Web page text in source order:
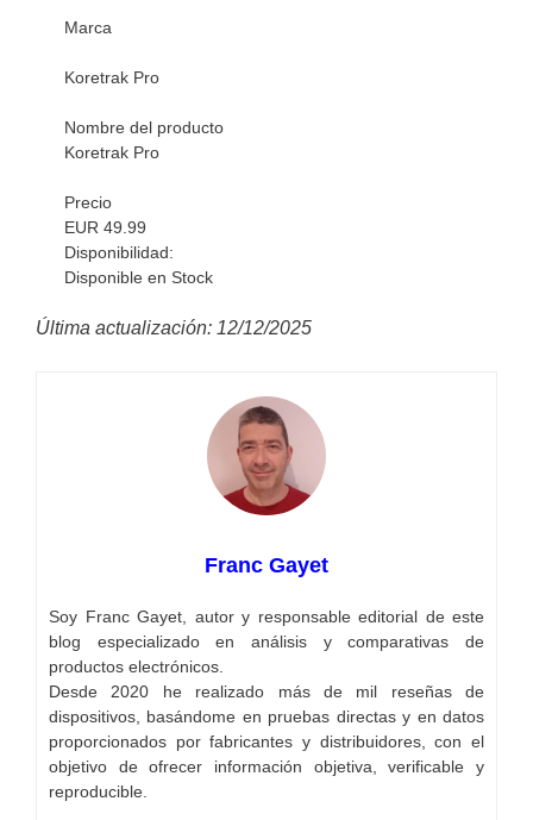
Marca
Koretrak Pro
Nombre del producto
Koretrak Pro
Precio
EUR 49.99
Disponibilidad:
Disponible en Stock
Última actualización: 12/12/2025
Franc Gayet
Soy Franc Gayet, autor y responsable editorial de este
blog especializado en análisis y comparativas de
productos electrónicos.
Desde 2020 he realizado más de mil reseñas de
dispositivos, basándome en pruebas directas y en datos
proporcionados por fabricantes y distribuidores, con el
objetivo de ofrecer información objetiva, verificable y
reproducible.